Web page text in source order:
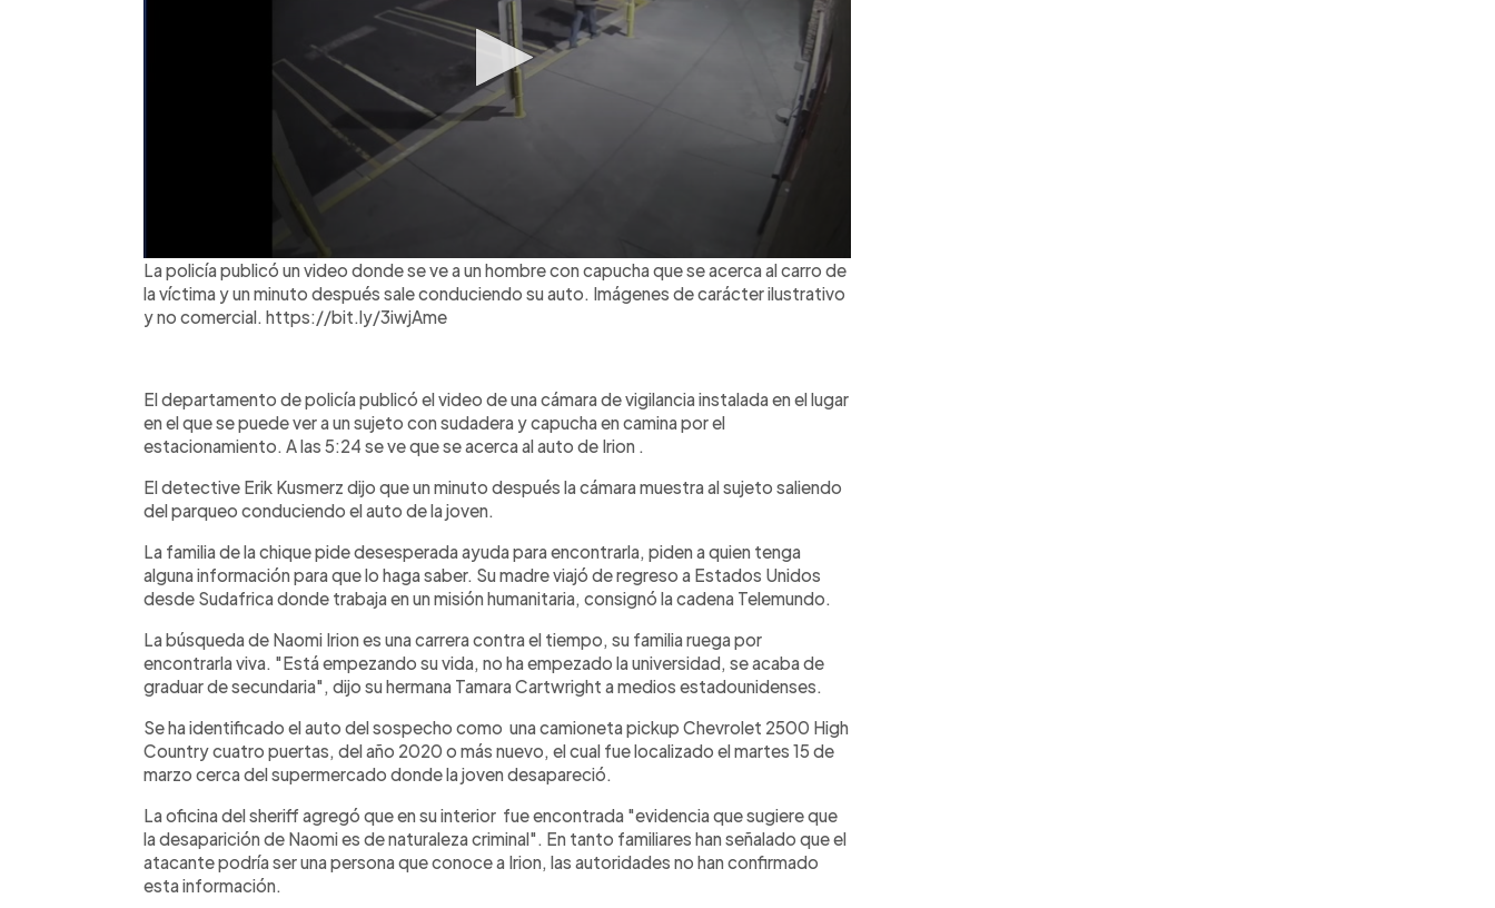
La policía publicó un video donde se ve a un hombre con capucha que se acerca al carro de
la víctima y un minuto después sale conduciendo su auto. Imágenes de carácter ilustrativo
y no comercial. https://bit.ly/3iwjAme
El departamento de policía publicó el video de una cámara de vigilancia instalada en el lugar
en el que se puede ver a un sujeto con sudadera y capucha en camina por el
estacionamiento. A las 5:24 se ve que se acerca al auto de Irion .
El detective Erik Kusmerz dijo que un minuto después la cámara muestra al sujeto saliendo
del parqueo conduciendo el auto de la joven.
La familia de la chique pide desesperada ayuda para encontrarla, piden a quien tenga
alguna información para que lo haga saber. Su madre viajó de regreso a Estados Unidos
desde Sudafrica donde trabaja en un misión humanitaria, consignó la cadena Telemundo.
La búsqueda de Naomi Irion es una carrera contra el tiempo, su familia ruega por
encontrarla viva. "Está empezando su vida, no ha empezado la universidad, se acaba de
graduar de secundaria", dijo su hermana Tamara Cartwright a medios estadounidenses.
Se ha identificado el auto del sospecho como una camioneta pickup Chevrolet 2500 High
Country cuatro puertas, del año 2020 o más nuevo, el cual fue localizado el martes 15 de
marzo cerca del supermercado donde la joven desapareció.
La oficina del sheriff agregó que en su interior fue encontrada "evidencia que sugiere que
la desaparición de Naomi es de naturaleza criminal". En tanto familiares han señalado que el
atacante podría ser una persona que conoce a Irion, las autoridades no han confirmado
esta información.